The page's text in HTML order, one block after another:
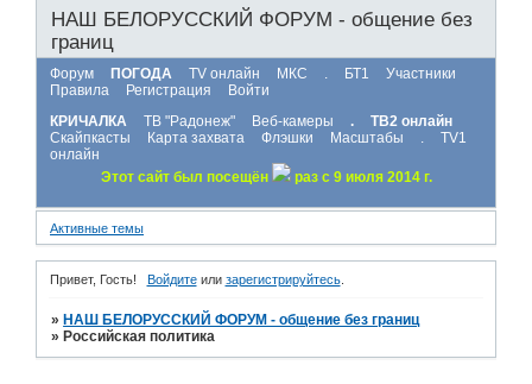
НАШ БЕЛОРУССКИЙ ФОРУМ - общение без
границ
Форум ПОГОДА TV онлайн МКС . БТ1
Участники
Правила
Регистрация
Войти
КРИЧАЛКА
ТВ "Радонеж" Веб-камеры .
ТВ2 онлайн
Скайпкасты
Карта захвата Флэшки Масштабы .
TV1
онлайн
Этот сайт был посещён
раз с 9 июля 2014 г.
Активные темы
Привет, Гость! Войдитеили зарегистрируйтесь.
» НАШ БЕЛОРУССКИЙ ФОРУМ - общение без границ
» Российская политика